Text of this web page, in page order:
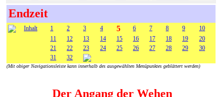
Endzeit
Inhalt 1 2 3 4 5 6 7 8 9
10
11
12 13 14 15 16 17 18 19
20
21
22 23 24 25 26 27 28 29
30
31
32
(Mit obiger Navigationsleiste kann innerhalb des ausgewählten Menüpunktes geblättert werden)
Der Angang der Wehen